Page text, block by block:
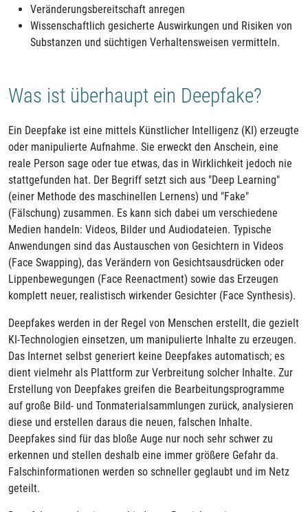
Veränderungsbereitschaft anregen
Wissenschaftlich gesicherte Auswirkungen und Risiken von
Substanzen und süchtigen Verhaltensweisen vermitteln.
Was ist überhaupt ein Deepfake?
Ein Deepfake ist eine mittels Künstlicher Intelligenz (KI) erzeugte
oder manipulierte Aufnahme. Sie erweckt den Anschein, eine
reale Person sage oder tue etwas, das in Wirklichkeit jedoch nie
stattgefunden hat. Der Begriff setzt sich aus "Deep Learning"
(einer Methode des maschinellen Lernens) und "Fake"
(Fälschung) zusammen. Es kann sich dabei um verschiedene
Medien handeln: Videos, Bilder und Audiodateien. Typische
Anwendungen sind das Austauschen von Gesichtern in Videos
(Face Swapping), das Verändern von Gesichtsausdrücken oder
Lippenbewegungen (Face Reenactment) sowie das Erzeugen
komplett neuer, realistisch wirkender Gesichter (Face Synthesis).
Deepfakes werden in der Regel von Menschen erstellt, die gezielt
KI-Technologien einsetzen, um manipulierte Inhalte zu erzeugen.
Das Internet selbst generiert keine Deepfakes automatisch; es
dient vielmehr als Plattform zur Verbreitung solcher Inhalte. Zur
Erstellung von Deepfakes greifen die Bearbeitungsprogramme
auf große Bild- und Tonmaterialsammlungen zurück, analysieren
diese und erstellen daraus die neuen, falschen Inhalte.
Deepfakes sind für das bloße Auge nur noch sehr schwer zu
erkennen und stellen deshalb eine immer größere Gefahr da.
Falschinformationen werden so schneller geglaubt und im Netz
geteilt.